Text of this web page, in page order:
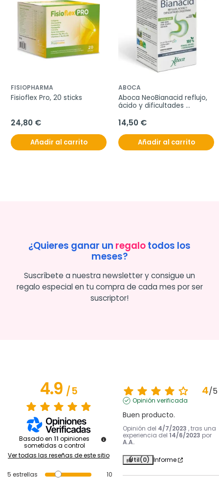
FISIOPHARMA
Fisioflex Pro, 20 sticks
24,80 €
Añadir al carrito
ABOCA
Aboca NeoBianacid reflujo,
ácido y dificultades
14,50 €
Añadir al carrito
¿Quieres ganar un regalotodos los
meses?
Suscríbete a nuestra newsletter y consigue un
regalo especial en tu compra de cada mes por ser
suscriptor!
4.9/5
Basado en 11 opiniones
sometidas a control
Ver todas las reseñas de este sitio
5 estrellas
10
4/5
Opinión verificada
Buen producto.
Opinión del 4/7/2023 , tras una
experiencia del 14/6/2023 por
A.A.
Útil(0) Informe